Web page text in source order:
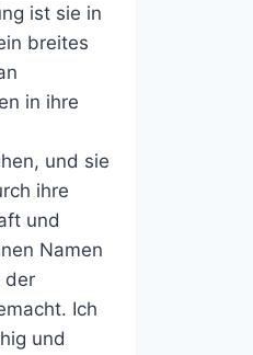
ist sie in
breites
in ihre
und sie
ihre
und
Namen
der
Ich
und